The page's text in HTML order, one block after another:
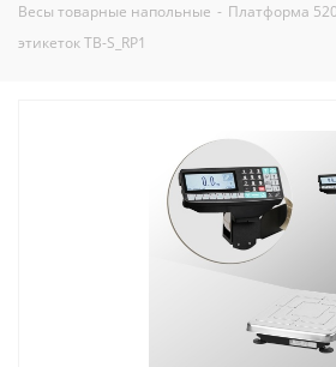
Весы товарные напольные - Платформа
этикеток ТВ-S_RP1